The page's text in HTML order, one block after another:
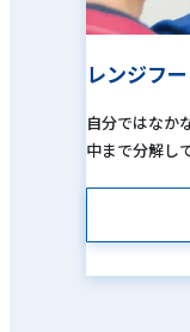
レンジフ
自分ではなか
中まで分解し